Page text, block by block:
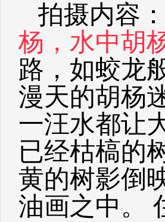
拍摄内容：
杨，水中胡
路，如蛟龙
漫天的胡杨
一汪水都让
已经枯槁的
黄的树影倒
油画之中。